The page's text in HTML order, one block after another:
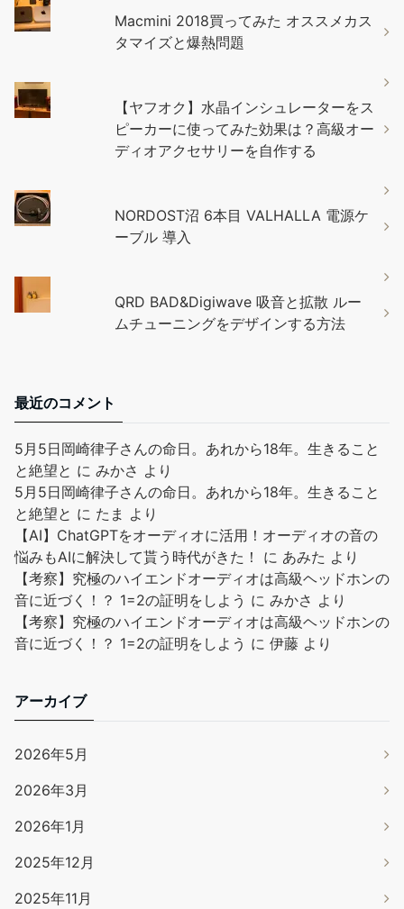
Macmini 2018買ってみた オススメカス
タマイズと爆熱問題
【ヤフオク】水晶インシュレーターをス
ピーカーに使ってみた効果は？高級オー
ディオアクセサリーを自作する
NORDOST沼 6本目 VALHALLA 電源ケ
ーブル 導入
QRD BAD&Digiwave 吸音と拡散 ルー
ムチューニングをデザインする方法
最近のコメント
5月5日岡崎律子さんの命日。あれから18年。生きること
と絶望と に みかさ より
5月5日岡崎律子さんの命日。あれから18年。生きること
と絶望と に たま より
【AI】ChatGPTをオーディオに活用！オーディオの音の
悩みもAIに解決して貰う時代がきた！
に あみた より
【考察】究極のハイエンドオーディオは高級ヘッドホンの
音に近づく！？ 1=2の証明をしよう に みかさ より
【考察】究極のハイエンドオーディオは高級ヘッドホンの
音に近づく！？ 1=2の証明をしよう に 伊藤 より
アーカイブ
2026年5月
2026年3月
2026年1月
2025年12月
2025年11月